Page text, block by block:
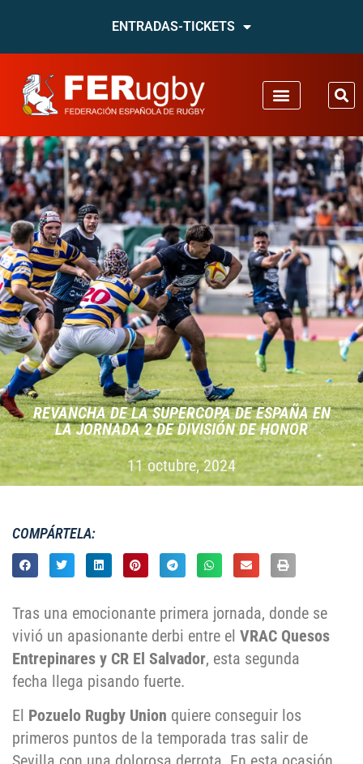
ENTRADAS-TICKETS
REVANCHA DE LA SUPERCOPA DE ESPAÑA EN
LA JORNADA 2 DE DIVISIÓN DE HONOR
11 octubre, 2024
COMPÁRTELA:
Tras una emocionante primera jornada, donde se
vivió un apasionante derbi entre el VRAC Quesos
Entrepinares y CR El Salvador, esta segunda
fecha llega pisando fuerte.
El Pozuelo Rugby Union quiere conseguir los
primeros puntos de la temporada tras salir de